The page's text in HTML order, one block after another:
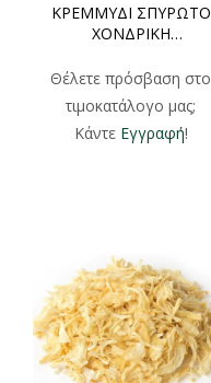
ΚΡΕΜΜΥΔΙ ΣΠΥΡΩΤΟ
ΧΟΝΔΡΙΚΗ
Θέλετε πρόσβαση στο
τιμοκατάλογο μας;
Κάντε Εγγραφή!